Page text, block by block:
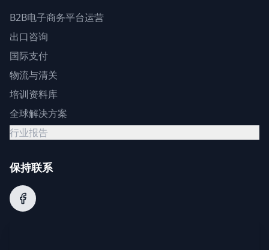
B2B电子商务平台运营
出口咨询
国际支付
物流与清关
培训资料库
全球解决方案
行业报告
保持联系